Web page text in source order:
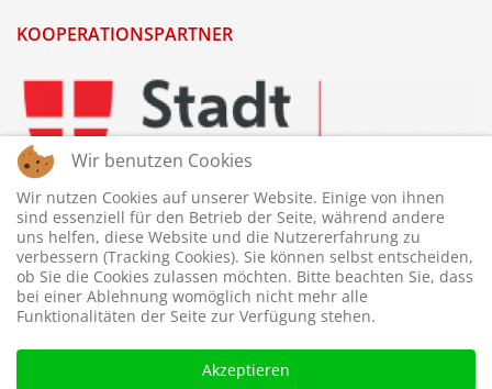
KOOPERATIONSPARTNER
Wir benutzen Cookies
Wir nutzen Cookies auf unserer Website. Einige von ihnen
sind essenziell für den Betrieb der Seite, während andere
uns helfen, diese Website und die Nutzererfahrung zu
verbessern (Tracking Cookies). Sie können selbst entscheiden,
ob Sie die Cookies zulassen möchten. Bitte beachten Sie, dass
bei einer Ablehnung womöglich nicht mehr alle
Funktionalitäten der Seite zur Verfügung stehen.
Akzeptieren